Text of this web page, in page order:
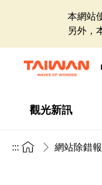
本網站
另外，
觀光新訊
::: 網站除錯